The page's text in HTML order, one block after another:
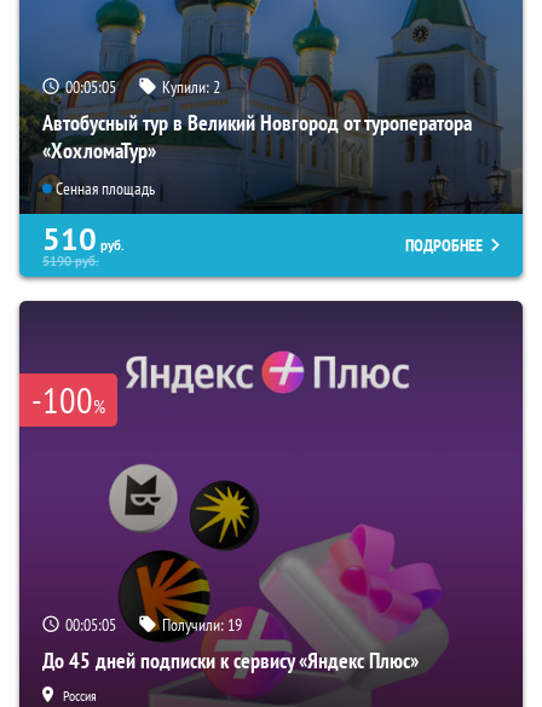
00:05:04 Купили:2
Автобусный тур в Великий Новгород от туроператора
«ХохломаТур»
Сенная площадь
510 руб.
5190руб.
ПОДРОБНЕЕ
-100%
00:05:04 Получили: 19
До 45 дней подписки к сервису «Яндекс Плюс»
Россия